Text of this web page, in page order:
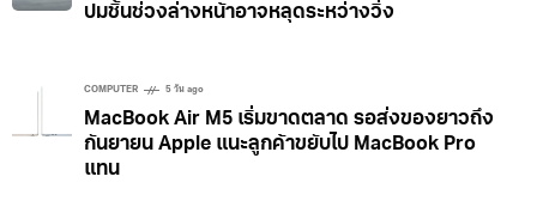
ปมชิ้นช่วงล่างหน้าอาจหลุดระหว่างวิ่ง
COMPUTER 5 วัน ago
MacBook Air M5 เริ่มขาดตลาด รอส่งของยาวถึง
กันยายน Apple แนะลูกค้าขยับไป MacBook Pro
แทน